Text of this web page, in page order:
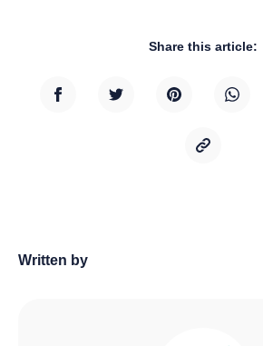
Share this article:
Written by